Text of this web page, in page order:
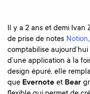
Il y a 2 ans et demi Ivan
de prise de notes Notion
comptabilise aujourd’hui
d’une application à la
design épuré, elle
que Evernote et Bear